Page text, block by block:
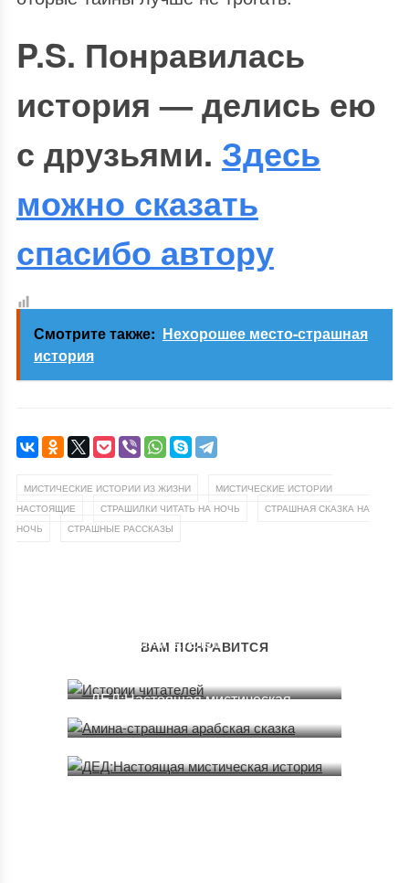
P.S. Понравилась
история — делись ею
с друзьями. Здесь
можно сказать
спасибо автору
Смотрите также: Нехорошее место-страшная
история
МИСТИЧЕСКИЕ ИСТОРИИ ИЗ ЖИЗНИ
МИСТИЧЕСКИЕ ИСТОРИИ
НАСТОЯЩИЕ
СТРАШИЛКИ ЧИТАТЬ НА НОЧЬ
СТРАШНАЯ СКАЗКА НА
НОЧЬ
СТРАШНЫЕ РАССКАЗЫ
ВАМ ПОНРАВИТСЯ
Истории читателей
сказка
ДЕД:Настоящая мистическая